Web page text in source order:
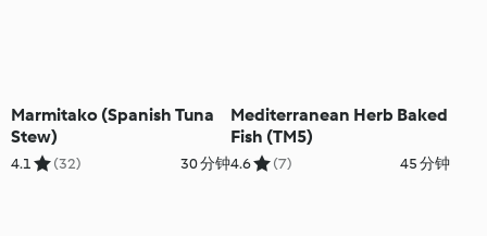
Marmitako (Spanish Tuna
Stew)
4.1 (32) 30 分钟
Mediterranean Herb Baked
Fish (TM5)
4.6 (7) 45 分钟